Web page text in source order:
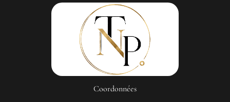
Coordonnées